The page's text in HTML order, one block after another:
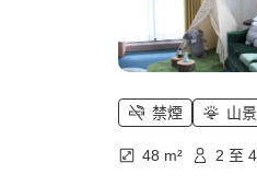
禁煙 山景
48 m² 2 至